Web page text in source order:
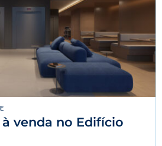
venda no Edifício